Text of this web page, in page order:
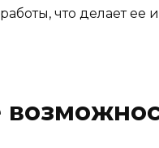
что делает ее